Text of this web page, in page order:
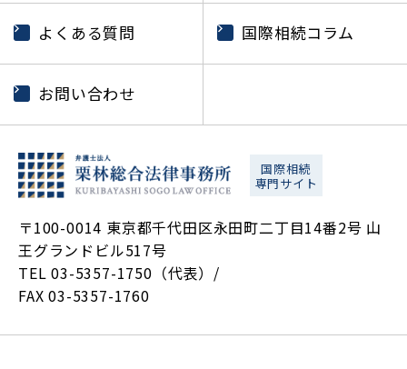
よくある質問 国際相続コラム
お問い合わせ
国際相続
専門サイト
〒100-0014 東京都千代田区永田町二丁目14番2号 山
王グランドビル517号
TEL 03-5357-1750（代表）/
FAX 03-5357-1760